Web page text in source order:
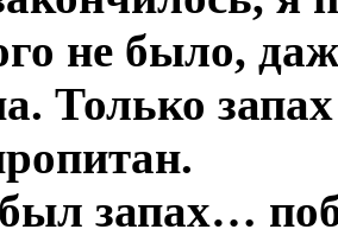
не было,
Только
запах…